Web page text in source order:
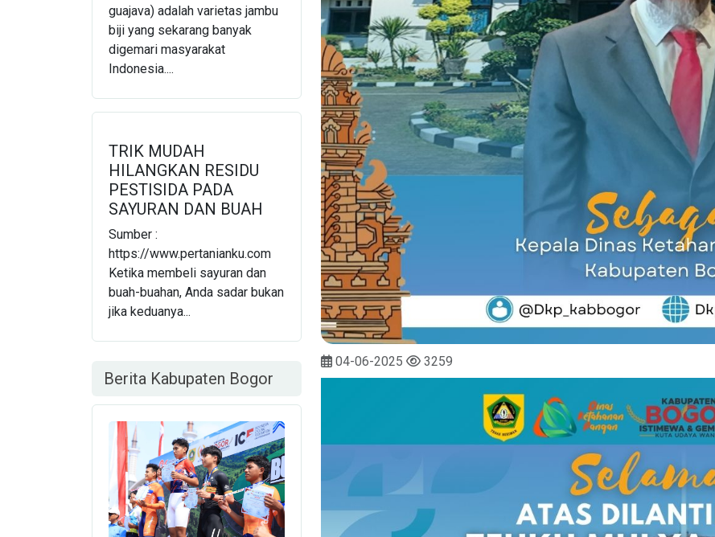
guajava) adalah varietas jambu
biji yang sekarang banyak
digemari masyarakat
Indonesia....
TRIK MUDAH
HILANGKAN RESIDU
PESTISIDA PADA
SAYURAN DAN BUAH
Sumber :
https://www.pertanianku.com
Ketika membeli sayuran dan
buah-buahan, Anda sadar bukan
jika keduanya...
Berita Kabupaten Bogor
04-06-2025 3259